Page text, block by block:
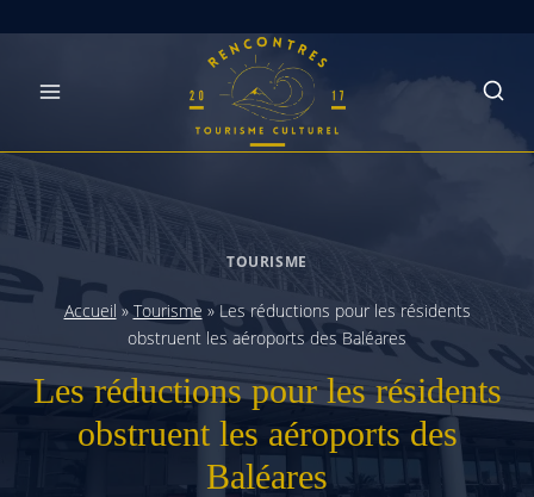
TOURISME
Accueil »Tourisme »Les réductions pour les résidents
obstruent les aéroports des Baléares
Les réductions pour les résidents
obstruent les aéroports des
Baléares